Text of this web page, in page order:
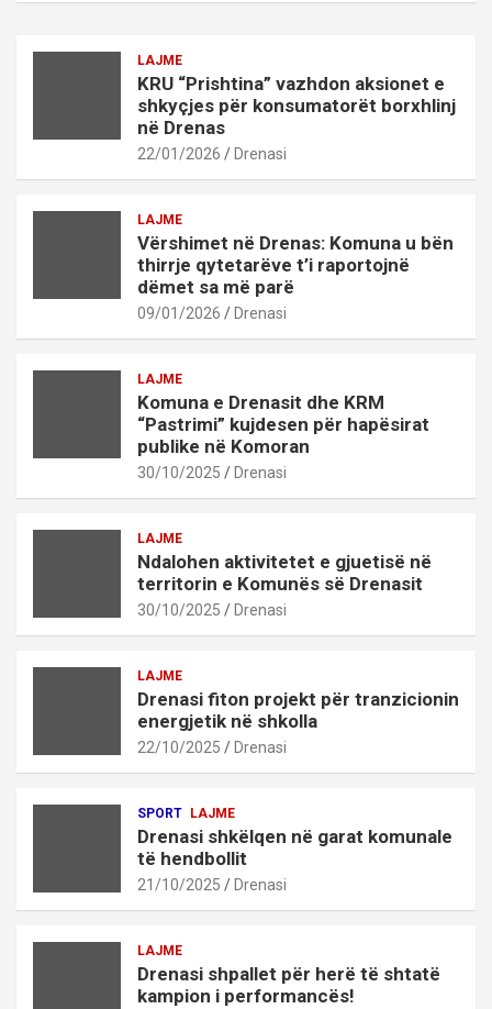
LAJME
KRU “Prishtina” vazhdon aksionet e
shkyçjes për konsumatorët borxhlinj
në Drenas
22/01/2026 Drenasi
LAJME
Vërshimet në Drenas: Komuna u bën
thirrje qytetarëve t’i raportojnë
dëmet sa më parë
09/01/2026 Drenasi
LAJME
Komuna e Drenasit dhe KRM
“Pastrimi” kujdesen për hapësirat
publike në Komoran
30/10/2025 Drenasi
LAJME
Ndalohen aktivitetet e gjuetisë në
territorin e Komunës së Drenasit
30/10/2025 Drenasi
LAJME
Drenasi fiton projekt për tranzicionin
energjetik në shkolla
22/10/2025 Drenasi
SPORT LAJME
Drenasi shkëlqen në garat komunale
të hendbollit
21/10/2025 Drenasi
LAJME
Drenasi shpallet për herë të shtatë
kampion i performancës!